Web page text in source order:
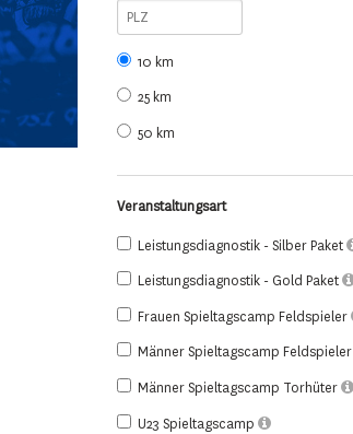
10 km
25 km
50 km
Veranstaltungsart
Leistungsdiagnostik - Silber Paket
Leistungsdiagnostik - Gold Paket
Frauen Spieltagscamp Feldspieler
Männer Spieltagscamp Feldspieler
Männer Spieltagscamp Torhüter
U23 Spieltagscamp